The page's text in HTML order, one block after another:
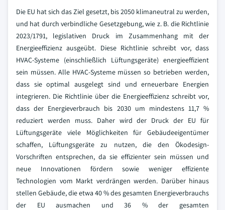
Die EU hat sich das Ziel gesetzt, bis 2050 klimaneutral zu werden,
und hat durch verbindliche Gesetzgebung, wie z. B. die Richtlinie
2023/1791, legislativen Druck im Zusammenhang mit der
Energieeffizienz ausgeübt. Diese Richtlinie schreibt vor, dass
HVAC-Systeme (einschließlich Lüftungsgeräte) energieeffizient
sein müssen. Alle HVAC-Systeme müssen so betrieben werden,
dass sie optimal ausgelegt sind und erneuerbare Energien
integrieren. Die Richtlinie über die Energieeffizienz schreibt vor,
dass der Energieverbrauch bis 2030 um mindestens 11,7 %
reduziert werden muss. Daher wird der Druck der EU für
Lüftungsgeräte viele Möglichkeiten für Gebäudeeigentümer
schaffen, Lüftungsgeräte zu nutzen, die den Ökodesign-
Vorschriften entsprechen, da sie effizienter sein müssen und
neue Innovationen fördern sowie weniger effiziente
Technologien vom Markt verdrängen werden. Darüber hinaus
stellen Gebäude, die etwa 40 % des gesamten Energieverbrauchs
der EU ausmachen und 36 % der gesamten